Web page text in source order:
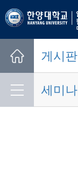
게시판
세미나